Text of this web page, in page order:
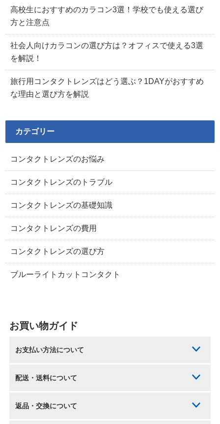
高校生におすすめのカラコン3選！学校でも使える選び
方と注意点
社会人向けカラコンの選び方は？オフィスで使える3選
を解説！
旅行用コンタクトレンズはどう選ぶ？1DAYがおすすめ
な理由と選び方を解説
カテゴリー
コンタクトレンズのお悩み
コンタクトレンズのトラブル
コンタクトレンズの基礎知識
コンタクトレンズの費用
コンタクトレンズの選び方
ブルーライトカットコンタクト
お買い物ガイド
お支払い方法について
配送・送料について
返品・交換について